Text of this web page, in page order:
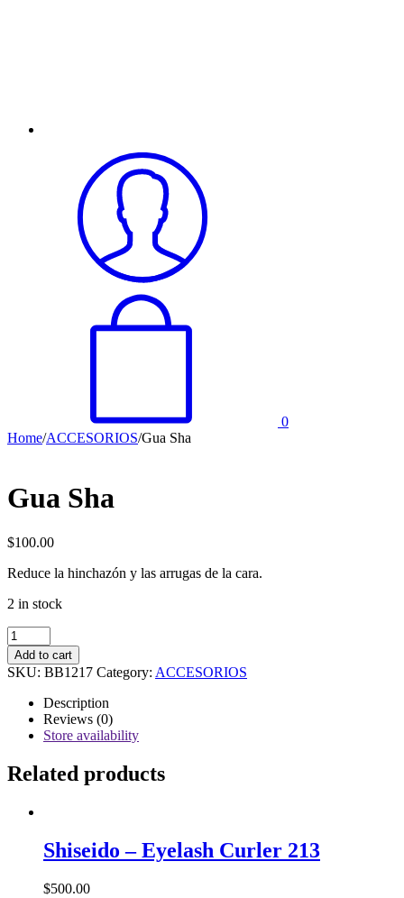
0
Home/ACCESORIOS/Gua Sha
Gua Sha
$100.00
Reduce la hinchazón y las arrugas de la cara.
2 in stock
Gua
Sha
quantity
Add to cart
SKU: BB1217 Category: ACCESORIOS
Description
Reviews (0)
Store availability
Related products
Shiseido – Eyelash Curler 213
$500.00